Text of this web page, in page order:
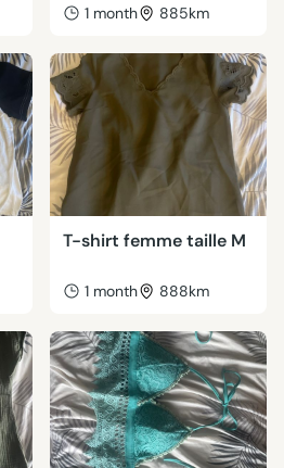
1 month 885km
T-shirt femme taille M
1 month 888km